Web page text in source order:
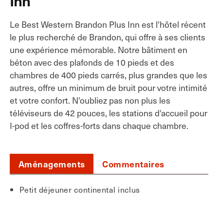
Le Best Western Brandon Plus Inn est l'hôtel récent
le plus recherché de Brandon, qui offre à ses clients
une expérience mémorable. Notre bâtiment en
béton avec des plafonds de 10 pieds et des
chambres de 400 pieds carrés, plus grandes que les
autres, offre un minimum de bruit pour votre intimité
et votre confort. N'oubliez pas non plus les
téléviseurs de 42 pouces, les stations d'accueil pour
I-pod et les coffres-forts dans chaque chambre.
Aménagements Commentaires
Petit déjeuner continental inclus